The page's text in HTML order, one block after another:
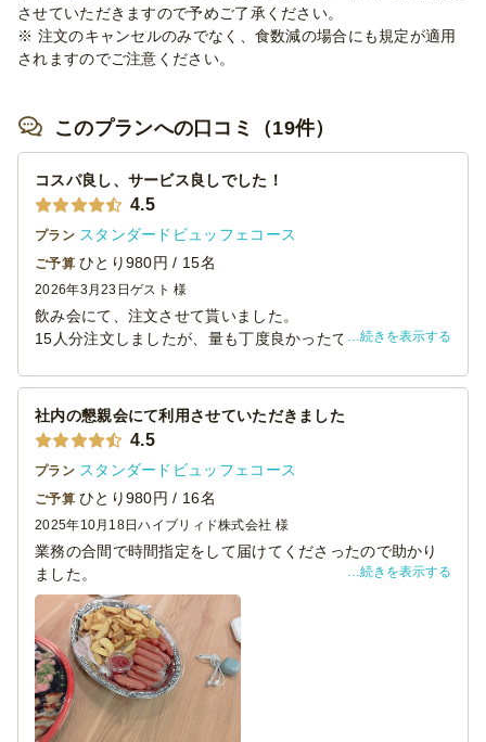
させていただきますので予めご了承ください。
※ 注文のキャンセルのみでなく、食数減の場合にも規定が適用
されますのでご注意ください。
このプランへの口コミ（19件）
コスパ良し、サービス良しでした！
4.5
プラン スタンダードビュッフェコース
ご予算 ひとり980円 / 15名
2026年3月23日 ゲスト 様
飲み会にて、注文させて貰いました。
15人分注文しましたが、量も丁度良かったです。豪華だね
中でもフレンチトーストが好評でした！
お値段以上の味、クオリティーでした。また利用したいと
思います。
続きを表示する
社内の懇親会にて利用させていただきました
4.5
プラン スタンダードビュッフェコース
ご予算 ひとり980円 / 16名
2025年10月18日ハイブリィド株式会社 様
業務の合間で時間指定をして届けてくださったので助かり
ました。
別の場所でお寿司を注文していたのですが、それだけでは
少し何かつまめるものをと思ってこちらで人数分ご注文さ
せていただきました。
一人当たり980円でメインになるものにプラスアルファで用
意するのに非常に使いやすかったです。
続きを表示する